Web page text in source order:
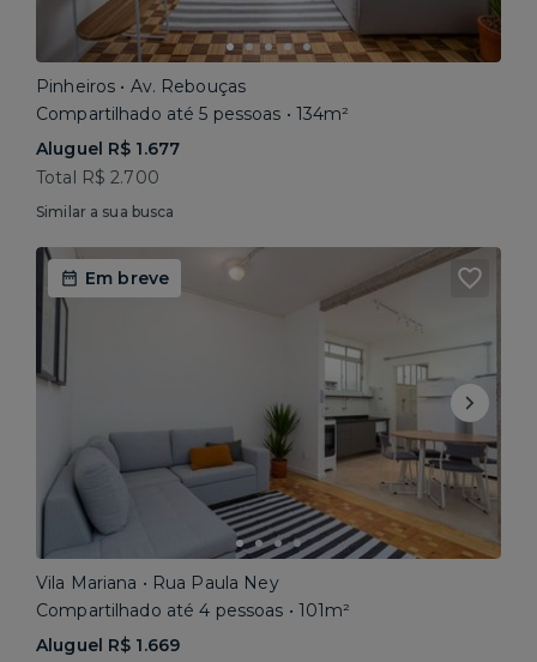
Pinheiros • Av. Rebouças
Compartilhado até 5 pessoas • 134m²
Aluguel R$ 1.677
Total R$ 2.700
Similar a sua busca
Em breve
Vila Mariana • Rua Paula Ney
Compartilhado até 4 pessoas • 101m²
Aluguel R$ 1.669